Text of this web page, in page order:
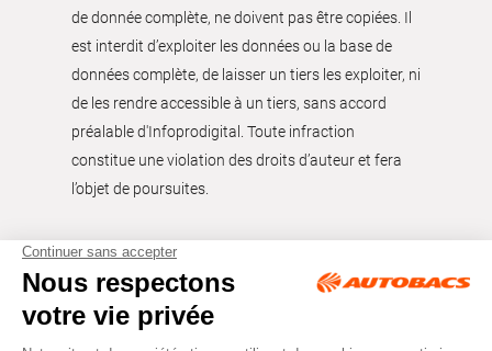
de donnée complète, ne doivent pas être copiées. Il
est interdit d’exploiter les données ou la base de
données complète, de laisser un tiers les exploiter, ni
de les rendre accessible à un tiers, sans accord
préalable d'Infoprodigital. Toute infraction
constitue une violation des droits d’auteur et fera
l’objet de poursuites.